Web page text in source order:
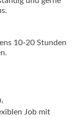
10-20 Stunden
Job mit